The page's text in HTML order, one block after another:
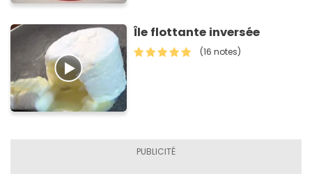
Île flottante inversée
(16 notes)